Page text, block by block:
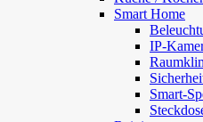
Smart Home
IP-
Smart-